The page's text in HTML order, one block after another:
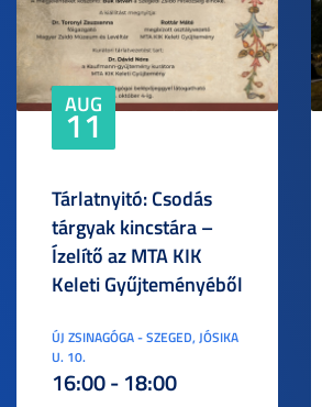
AUG
11
Tárlatnyitó: Csodás
tárgyak kincstára –
Ízelítő az MTA KIK
Keleti Gyűjteményéből
ÚJ ZSINAGÓGA - SZEGED, JÓSIKA
U. 10.
16:00 - 18:00